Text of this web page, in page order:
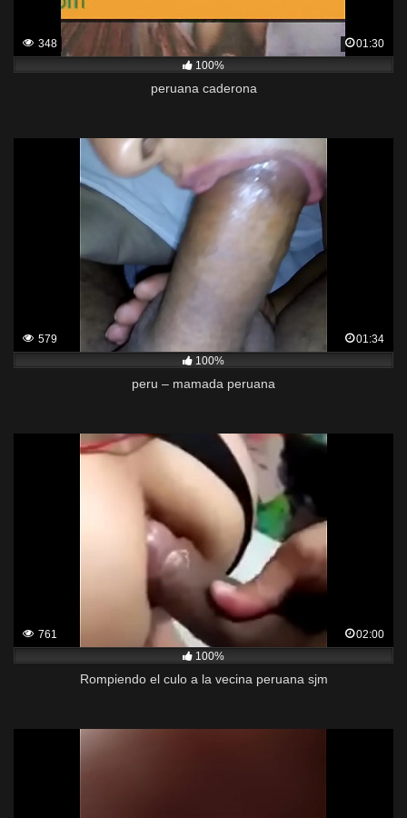
348
01:30
100%
peruana caderona
579
01:34
100%
peru – mamada peruana
761
02:00
100%
Rompiendo el culo a la vecina peruana sjm